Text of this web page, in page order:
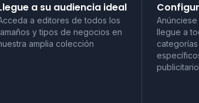
a su audiencia ideal
a editores de todos los
y tipos de negocios en
amplia colección
llegue a